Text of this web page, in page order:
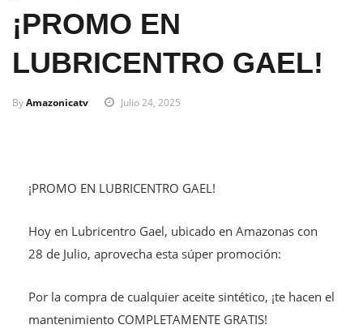
¡PROMO EN
LUBRICENTRO GAEL!
ByAmazonicatv Julio 24, 2025
¡PROMO EN LUBRICENTRO GAEL!
Hoy en Lubricentro Gael, ubicado en Amazonas con
28 de Julio, aprovecha esta súper promoción:
Por la compra de cualquier aceite sintético, ¡te hacen el
mantenimiento COMPLETAMENTE GRATIS!